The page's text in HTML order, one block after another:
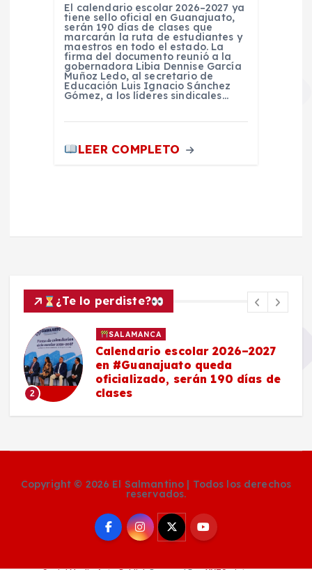
El calendario escolar 2026–2027 ya
tiene sello oficial en Guanajuato,
serán 190 días de clases que
marcarán la ruta de estudiantes y
maestros en todo el estado. La
firma del documento reunió a la
gobernadora Libia Dennise García
Muñoz Ledo, al secretario de
Educación Luis Ignacio Sánchez
Gómez, a los líderes sindicales…
LEER COMPLETO
¿Te lo perdiste?
2
SALAMANCA
Calendario escolar 2026–2027
en #Guanajuato queda
oficializado, serán 190 días de
clases
Copyright © 2026 El Salmantino | Todos los derechos
reservados.